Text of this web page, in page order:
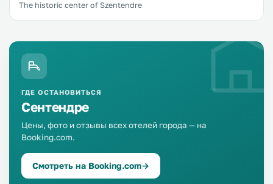
The historic center of Szentendre
ГДЕ ОСТАНОВИТЬСЯ
Сентендре
Цены, фото и отзывы всех отелей города — на
Booking.com.
Смотреть на Booking.com→